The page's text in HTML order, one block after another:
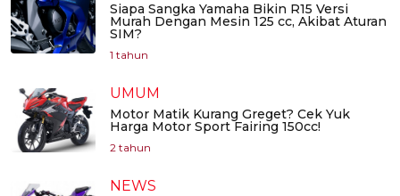
Siapa Sangka Yamaha Bikin R15 Versi
Murah Dengan Mesin 125 cc, Akibat Aturan
SIM?
1 tahun
UMUM
Motor Matik Kurang Greget? Cek Yuk
Harga Motor Sport Fairing 150cc!
2 tahun
NEWS